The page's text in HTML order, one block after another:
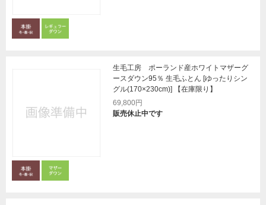
生毛工房 ポーランド産ホワイトマザーグ
ースダウン95％ 生毛ふとん [ゆったりシン
グル(170×230cm)] 【在庫限り】
69,800円
販売休止中です